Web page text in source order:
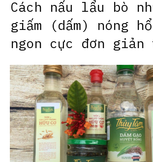
Cách nấu lẩu bò
giấm (dấm) nóng
ngon cực đơn